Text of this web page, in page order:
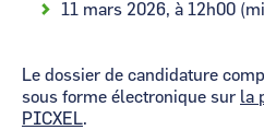
11 mars 2026, à 12h00
Le dossier de candidature
sous forme électronique sur la
PICXEL.